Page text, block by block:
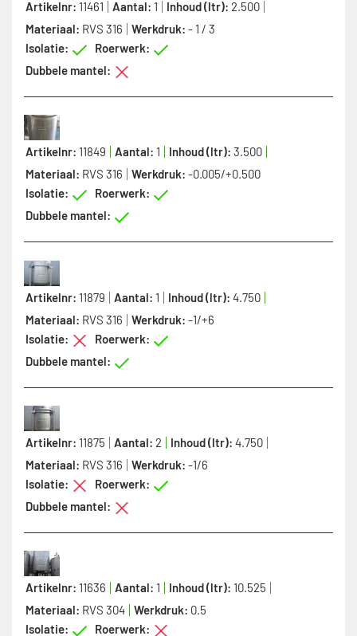
Artikelnr: 11461 Aantal: 1 Inhoud (ltr): 2.500
Materiaal: RVS 316 Werkdruk: - 1 / 3
Isolatie:
Roerwerk:
Dubbele mantel:
Artikelnr: 11849 Aantal: 1 Inhoud (ltr): 3.500
Materiaal: RVS 316 Werkdruk: -0.005/+0.500
Isolatie:
Roerwerk:
Dubbele mantel:
Artikelnr: 11879 Aantal: 1 Inhoud (ltr): 4.750
Materiaal: RVS 316 Werkdruk: -1/+6
Isolatie:
Roerwerk:
Dubbele mantel:
Artikelnr: 11875 Aantal: 2 Inhoud (ltr): 4.750
Materiaal: RVS 316 Werkdruk: -1/6
Isolatie:
Roerwerk:
Dubbele mantel:
Artikelnr: 11636 Aantal: 1 Inhoud (ltr): 10.525
Materiaal: RVS 304 Werkdruk: 0.5
Isolatie:
Roerwerk: